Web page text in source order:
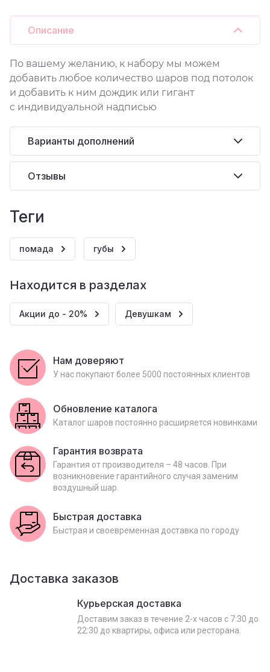
Описание
По вашему желанию, к набору мы можем
добавить любое количество шаров под потолок
и добавить к ним дождик или гигант
с индивидуальной надписью
Варианты дополнений
Отзывы
теги
помада губы
Находится в разделах
Акции до - 20% Девушкам
Нам доверяют
У нас покупают более 5000 постоянных клиентов
Обновление каталога
Каталог шаров постоянно расширяется новинками
Гарантия возврата
Гарантия от производителя – 48 часов. При
возникновение гарантийного случая заменим
воздушный шар.
Быстрая доставка
Быстрая и своевременная доставка по городу
Доставка заказов
Курьерская доставка
Доставим заказ в течение 2-х часов с 7:30 до
22:30 до квартиры, офиса или ресторана.